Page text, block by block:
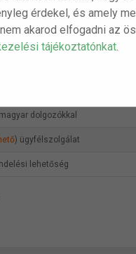
érdekel, és amely
akarod elfogadni az
tájékoztatónkat
futó - 180 x 28 cm -
dolgozókkal
) ügyfélszolgálat
lehetőség